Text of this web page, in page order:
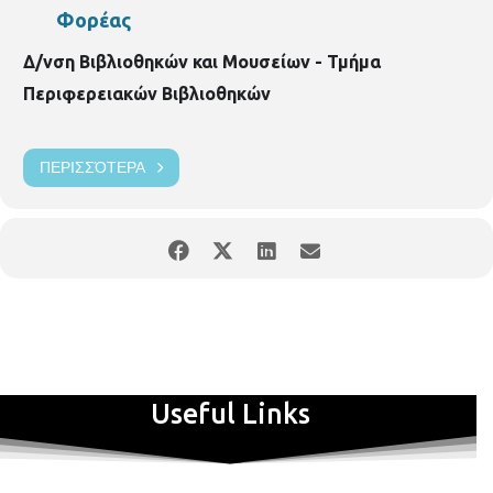
Φορέας
Δ/νση Βιβλιοθηκών και Μουσείων - Τμήμα
Περιφερειακών Βιβλιοθηκών
ΠΕΡΙΣΣΌΤΕΡΑ
Useful Links